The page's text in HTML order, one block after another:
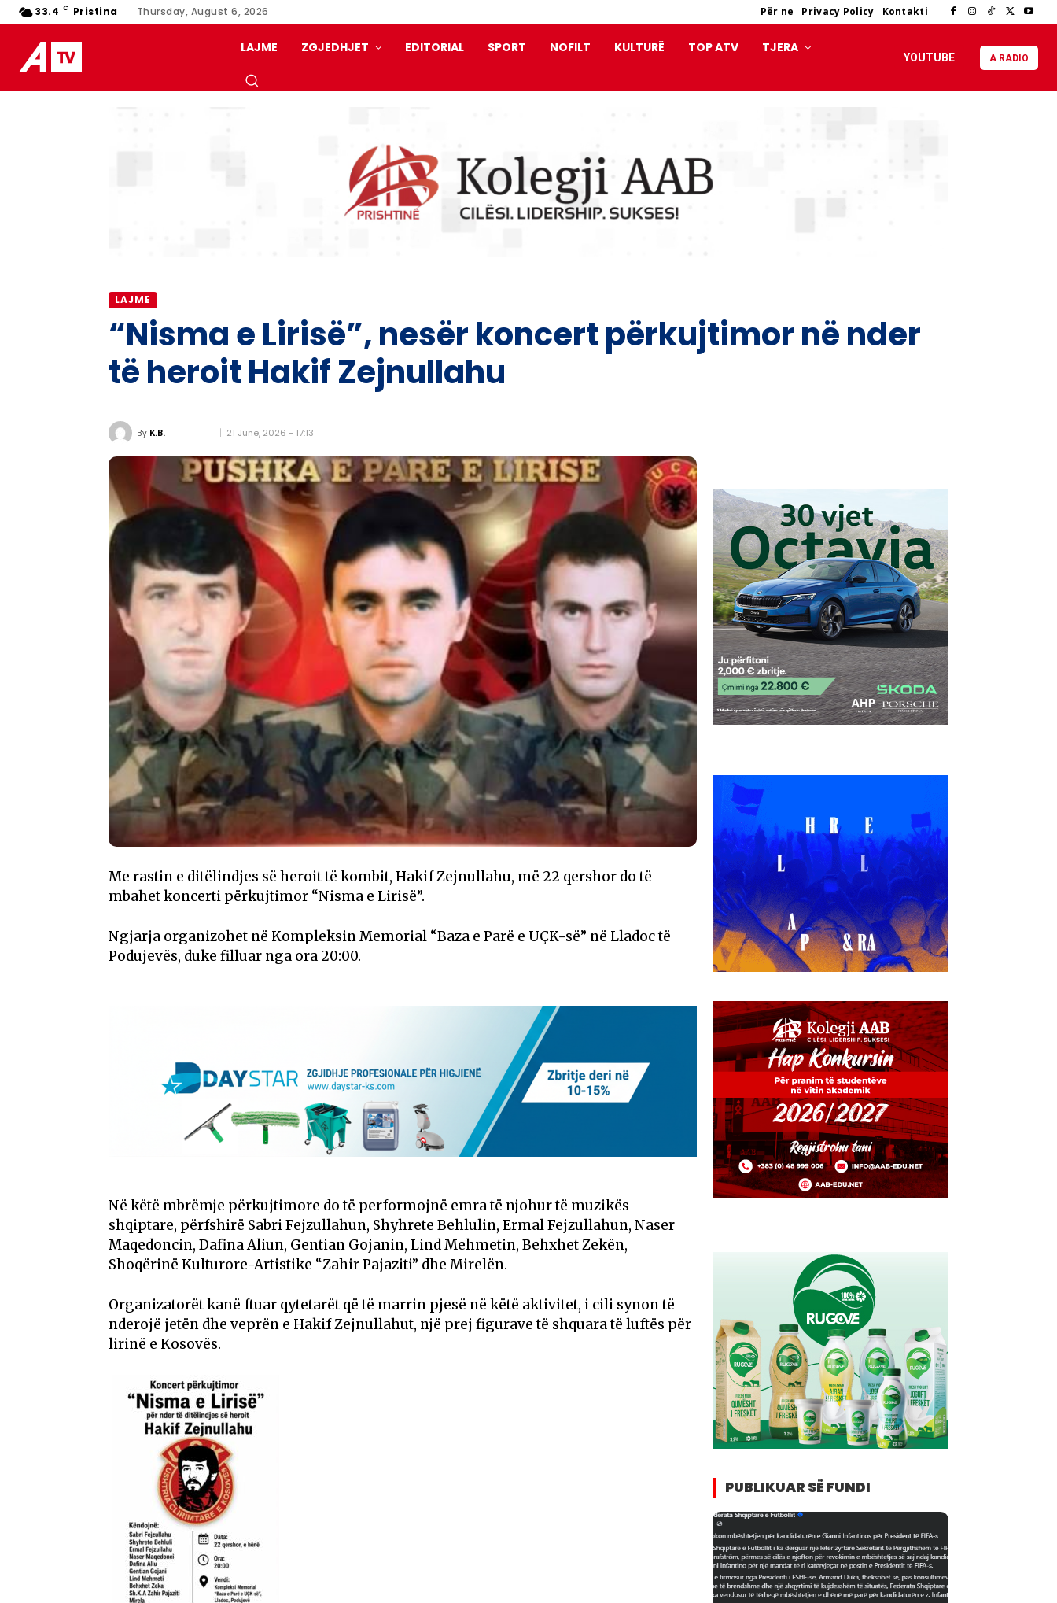
33.4 C Pristina Thursday, August 6, 2026 Për ne Privacy Policy Kontakti
LAJME ZGJEDHJET EDITORIAL SPORT NOFILT KULTURË TOP ATV TJERA
YOUTUBE A RADIO
LAJME
“Nisma e Lirisë”, nesër koncert përkujtimor në nder
të heroit Hakif Zejnullahu
By K.B. 21 June, 2026 - 17:13
Me rastin e ditëlindjes së heroit të kombit, Hakif Zejnullahu, më 22 qershor do të
mbahet koncerti përkujtimor “Nisma e Lirisë”.
Ngjarja organizohet në Kompleksin Memorial “Baza e Parë e UÇK-së” në Lladoc të
Podujevës, duke filluar nga ora 20:00.
Në këtë mbrëmje përkujtimore do të performojnë emra të njohur të muzikës
shqiptare, përfshirë Sabri Fejzullahun, Shyhrete Behlulin, Ermal Fejzullahun, Naser
Maqedoncin, Dafina Aliun, Gentian Gojanin, Lind Mehmetin, Behxhet Zekën,
Shoqërinë Kulturore-Artistike “Zahir Pajaziti” dhe Mirelën.
Organizatorët kanë ftuar qytetarët që të marrin pjesë në këtë aktivitet, i cili synon të
nderojë jetën dhe veprën e Hakif Zejnullahut, një prej figurave të shquara të luftës për
lirinë e Kosovës.
PUBLIKUAR SË FUNDI